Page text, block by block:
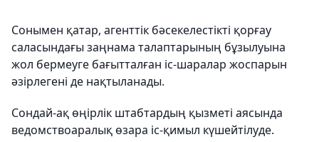
Сонымен қатар, агенттік бәсекелестікті қорғау
саласындағы заңнама талаптарының бұзылуына
жол бермеуге бағытталған іс-шаралар жоспарын
әзірлегені де нақтыланады.
Сондай-ақ өңірлік штабтардың қызметі аясында
ведомствоаралық өзара іс-қимыл күшейтілуде.